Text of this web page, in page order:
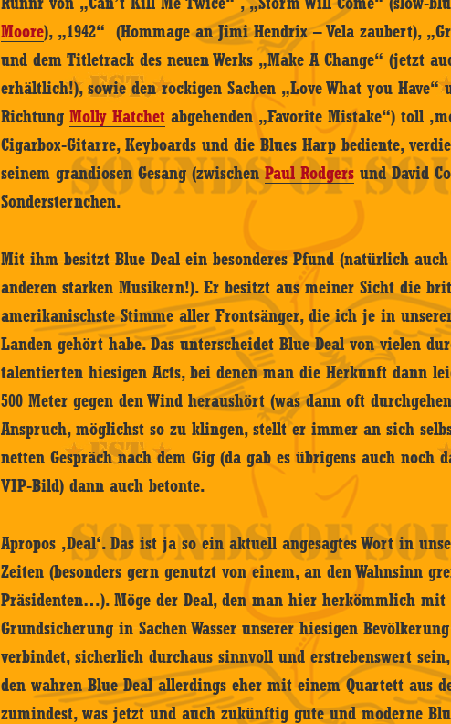
Moore), „1942“ (Hommage an Jimi Hendrix – Vela zaubert),
und dem Titletrack des neuen Werks „Make A Change“ (jetzt
erhältlich!), sowie den rockigen Sachen „Love What you
RichtungMolly Hatchet abgehenden „Favorite Mistake“) toll
Cigarbox-Gitarre, Keyboards und die Blues Harp bediente,
seinem grandiosen Gesang (zwischenPaul Rodgers und David
Sondersternchen.
Mit ihm besitzt Blue Deal ein besonderes Pfund (natürlich
anderen starken Musikern!). Er besitzt aus meiner Sicht die
amerikanischste Stimme aller Frontsänger, die ich je in
Landen gehört habe. Das unterscheidet Blue Deal von vielen
talentierten hiesigen Acts, bei denen man die Herkunft dann
500 Meter gegen den Wind heraushört (was dann oft
Anspruch, möglichst so zu klingen, stellt er immer an sich
netten Gespräch nach dem Gig (da gab es übrigens auch noch
VIP-Bild) dann auch betonte.
Apropos ‚Deal‘. Das ist ja so ein aktuell angesagtes Wort in
Zeiten (besonders gern genutzt von einem, an den Wahnsinn
Präsidenten…). Möge der Deal, den man hier herkömmlich mit
Grundsicherung in Sachen Wasser unserer hiesigen
verbindet, sicherlich durchaus sinnvoll und erstrebenswert
den wahren Blue Deal allerdings eher mit einem Quartett aus
zumindest, was jetzt und auch zukünftig gute und moderne